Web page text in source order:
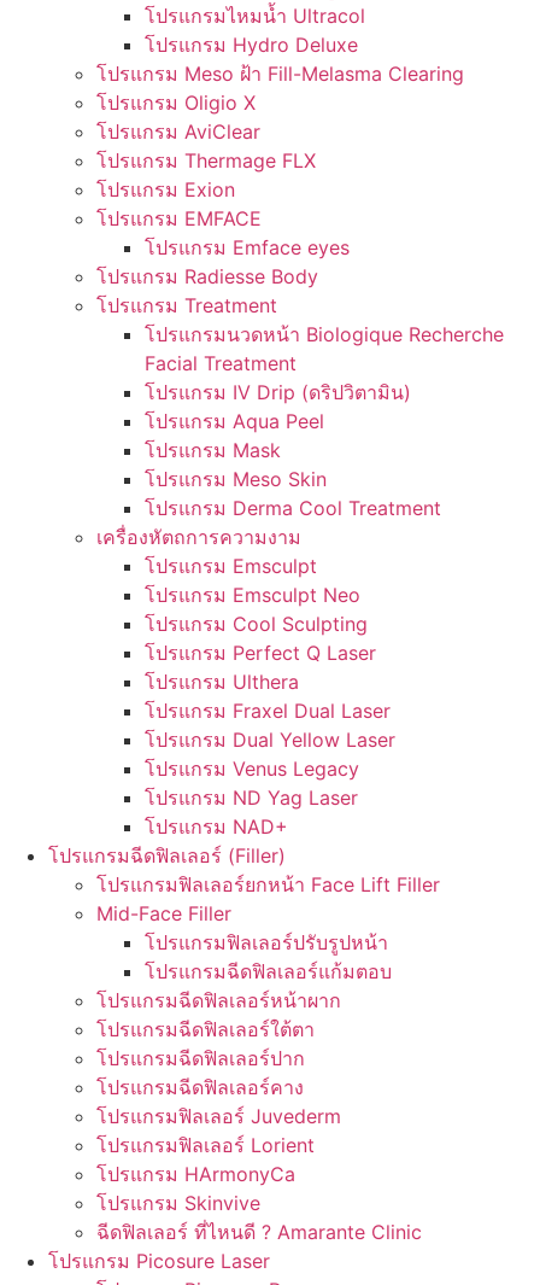
โปรแกรมไหมน้ำ Ultracol
โปรแกรม Hydro Deluxe
โปรแกรม Meso ฝ้า Fill-Melasma Clearing
โปรแกรม Oligio X
โปรแกรม AviClear
โปรแกรม Thermage FLX
โปรแกรม Exion
โปรแกรม EMFACE
โปรแกรม Emface eyes
โปรแกรม Radiesse Body
โปรแกรม Treatment
โปรแกรมนวดหน้า Biologique Recherche
Facial Treatment
โปรแกรม IV Drip (ดริปวิตามิน)
โปรแกรม Aqua Peel
โปรแกรม Mask
โปรแกรม Meso Skin
โปรแกรม Derma Cool Treatment
เครื่องหัตถการความงาม
โปรแกรม Emsculpt
โปรแกรม Emsculpt Neo
โปรแกรม Cool Sculpting
โปรแกรม Perfect Q Laser
โปรแกรม Ulthera
โปรแกรม Fraxel Dual Laser
โปรแกรม Dual Yellow Laser
โปรแกรม Venus Legacy
โปรแกรม ND Yag Laser
โปรแกรม NAD+
โปรแกรมฉีดฟิลเลอร์ (Filler)
โปรแกรมฟิลเลอร์ยกหน้า Face Lift Filler
Mid-Face Filler
โปรแกรมฟิลเลอร์ปรับรูปหน้า
โปรแกรมฉีดฟิลเลอร์แก้มตอบ
โปรแกรมฉีดฟิลเลอร์หน้าผาก
โปรแกรมฉีดฟิลเลอร์ใต้ตา
โปรแกรมฉีดฟิลเลอร์ปาก
โปรแกรมฉีดฟิลเลอร์คาง
โปรแกรมฟิลเลอร์ Juvederm
โปรแกรมฟิลเลอร์ Lorient
โปรแกรม HArmonyCa
โปรแกรม Skinvive
ฉีดฟิลเลอร์ ที่ไหนดี ? Amarante Clinic
โปรแกรม Picosure Laser